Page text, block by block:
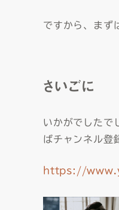
ですから、まず
さいごに
いかがでしたで
ばチャンネル登
https://